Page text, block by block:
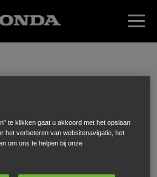
B.V.
PA
te klikken gaat u akkoord met het opslaan
het verbeteren van websitenavigatie, het
om ons te helpen bij onze